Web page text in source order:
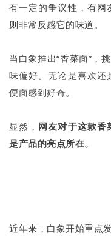
有一定的争议性，有网
则非常反感它的味道。
当白象推出“香菜面”，
味偏好。无论是喜欢还
便面感到好奇。
显然， 网友对于这款香
是产品的亮点所在。
近年来，白象开始重点